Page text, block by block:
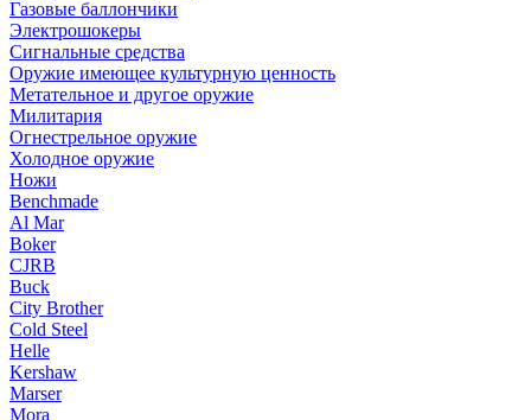
Газовые баллончики
Электрошокеры
Сигнальные средства
Оружие имеющее культурную ценность
Метательное и другое оружие
Милитария
Огнестрельное оружие
Холодное оружие
Ножи
Benchmade
Al Mar
Boker
CJRB
Buck
City Brother
Cold Steel
Helle
Kershaw
Marser
Mora